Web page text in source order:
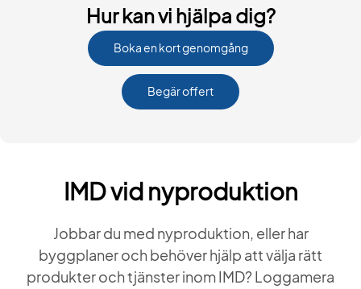
Hur kan vi hjälpa dig?
Boka en kort genomgång
Begär offert
IMD vid nyproduktion
Jobbar du med nyproduktion, eller har
byggplaner och behöver hjälp att välja rätt
produkter och tjänster inom IMD? Loggamera